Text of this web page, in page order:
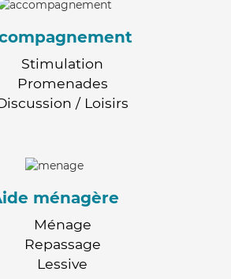
Stimulation
Promenades
/ Loisirs
ménagère
Ménage
Repassage
Lessive